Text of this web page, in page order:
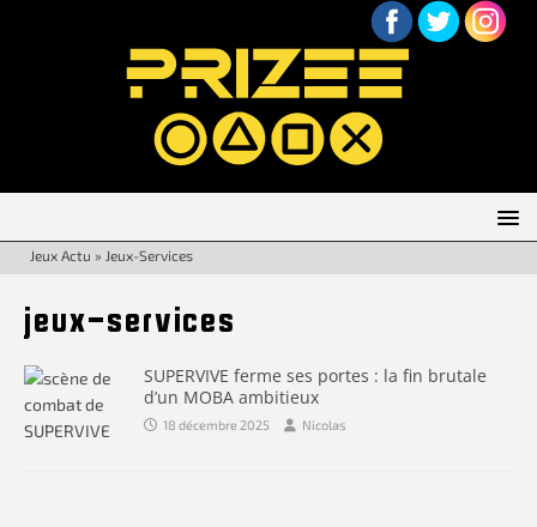
Jeux Actu » Jeux-Services
jeux-services
SUPERVIVE ferme ses portes : la fin brutale
d’un MOBA ambitieux
18 décembre 2025 Nicolas